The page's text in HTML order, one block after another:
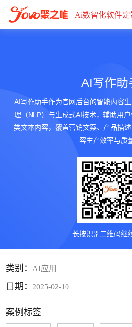
AI写作助手
Ai数智化软件定
AI写作助
AI写作助手作为官网后台的智能内容
理（NLP）与生成式AI技术，辅助用
类文本内容，覆盖营销文案、产品描
容生产效率与质
长按识别二维码继
类别： AI应用
日期： 2025-02-10
案例标签